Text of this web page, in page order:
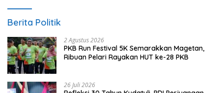
Berita Politik
2 Agustus 2026
PKB Run Festival 5K Semarakkan Magetan,
Ribuan Pelari Rayakan HUT ke-28 PKB
26 Juli 2026